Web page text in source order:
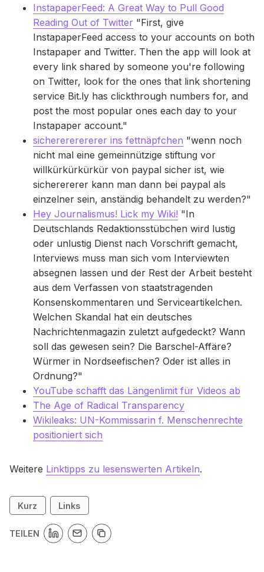
InstapaperFeed: A Great Way to Pull Good
Reading Out of Twitter "First, give
InstapaperFeed access to your accounts on both
Instapaper and Twitter. Then the app will look at
every link shared by someone you're following
on Twitter, look for the ones that link shortening
service Bit.ly has clickthrough numbers for, and
post the most popular ones each day to your
Instapaper account."
sicherererererer ins fettnäpfchen "wenn noch
nicht mal eine gemeinnützige stiftung vor
willkürkürkürkür von paypal sicher ist, wie
sicherererer kann man dann bei paypal als
einzelner sein, anständig behandelt zu werden?"
Hey Journalismus! Lick my Wiki! "In
Deutschlands Redaktionsstübchen wird lustig
oder unlustig Dienst nach Vorschrift gemacht,
Interviews muss man sich vom Interviewten
absegnen lassen und der Rest der Arbeit besteht
aus dem Verfassen von staatstragenden
Konsenskommentaren und Serviceartikelchen.
Welchen Skandal hat ein deutsches
Nachrichtenmagazin zuletzt aufgedeckt? Wann
soll das gewesen sein? Die Barschel-Affäre?
Würmer in Nordseefischen? Oder ist alles in
Ordnung?"
YouTube schafft das Längenlimit für Videos ab
The Age of Radical Transparency
Wikileaks: UN-Kommissarin f. Menschenrechte
positioniert sich
Weitere Linktipps zu lesenswerten Artikeln.
Kurz Links
TEILEN